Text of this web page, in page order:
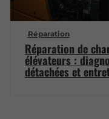
Réparation
Réparation de
élévateurs :
détachées et